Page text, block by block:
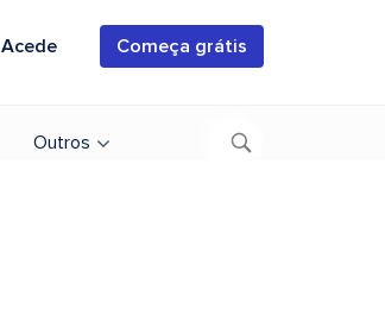
Acede Começa grátis
Outros